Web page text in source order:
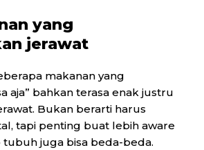
yang
jerawat
makanan yang
aja” bahkan terasa enak justru
Bukan berarti harus
tapi penting buat lebih aware
tubuh juga bisa beda-beda.